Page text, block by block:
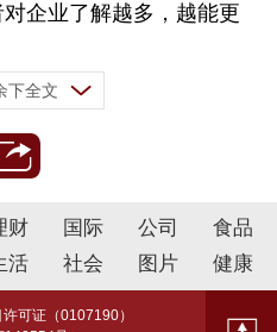
企业了解越多，越能更
下全文
财 国际 公司
食品
活 社会 图片 健康
可证（0107190）